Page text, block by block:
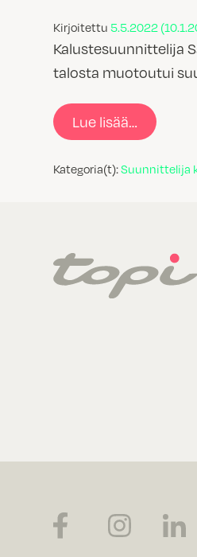
Kirjoitettu 5.5.2022
Kalustesuunnittelija
talosta muotoutui
Lue lisää… from
Kategoria(t):Suunnittelija